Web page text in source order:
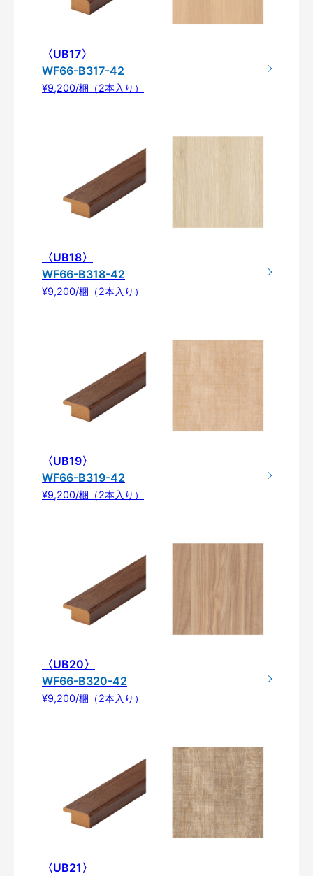
〈UB17〉
WF66-B317-42
¥9,200/梱（2本入り）
〈UB18〉
WF66-B318-42
¥9,200/梱（2本入り）
〈UB19〉
WF66-B319-42
¥9,200/梱（2本入り）
〈UB20〉
WF66-B320-42
¥9,200/梱（2本入り）
〈UB21〉